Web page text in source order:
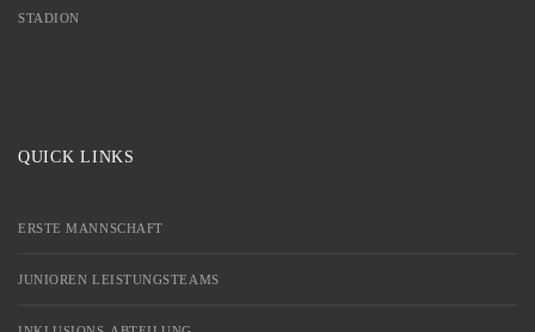
STADION
QUICK LINKS
ERSTE MANNSCHAFT
JUNIOREN LEISTUNGSTEAMS